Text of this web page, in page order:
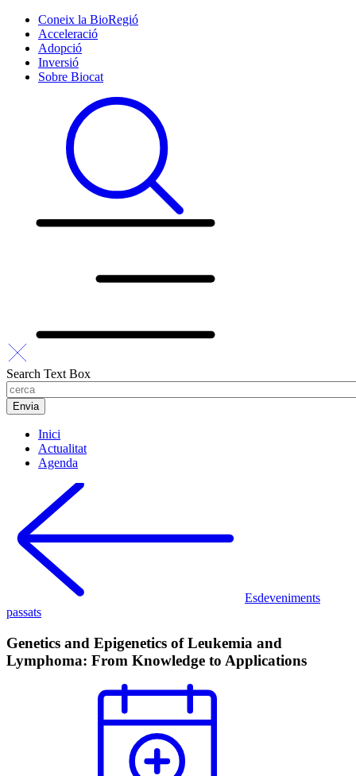
Coneix la BioRegió
Acceleració
Adopció
Inversió
Sobre Biocat
Search Text Box
Inici
Actualitat
Agenda
Esdeveniments
passats
Genetics and Epigenetics of Leukemia and
Lymphoma: From Knowledge to Applications